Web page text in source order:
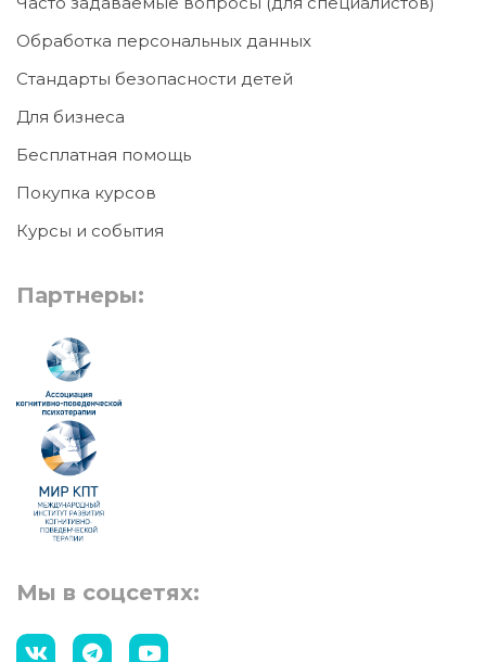
Обработка персональных данных
Стандарты безопасности детей
Для бизнеса
Бесплатная помощь
Покупка курсов
Курсы и события
Партнеры:
Мы в соцсетях: